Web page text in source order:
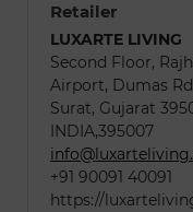
Retailer
LUXARTE LIVING
Second Floor,
Airport, Dumas
Surat, Gujarat
INDIA,395007
+91 90091 40091
https://